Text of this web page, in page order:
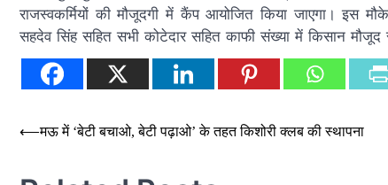
राजस्वकर्मियों की मौजूदगी में कैंप आयोजित किया जाएगा। इस
सहदेव सिंह सहित सभी कोटेदार सहित काफी संख्या में किसान मौजूद
Post
⟵मऊ में ‘बेटी बचाओ, बेटी पढ़ाओ’ के तहत किशोरी क्लब की स्थापना